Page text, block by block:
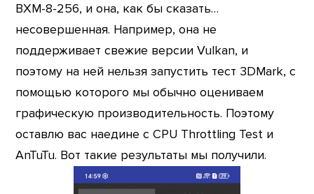
BXM-8-256, и она, как бы сказать…
несовершенная. Например, она не
поддерживает свежие версии Vulkan, и
поэтому на ней нельзя запустить тест 3DMark, с
помощью которого мы обычно оцениваем
графическую производительность. Поэтому
оставлю вас наедине с CPU Throttling Test и
AnTuTu. Вот такие результаты мы получили.